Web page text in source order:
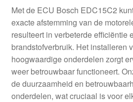
Levering
Mijn account
Over ons
Privacybeleid
Met de ECU Bosch EDC15C2
exacte afstemming van de
resulteert in verbeterde efficiëntie
brandstofverbruik. Het installeren
hoogwaardige onderdelen zorgt
weer betrouwbaar functioneert.
de duurzaamheid en
onderdelen, wat cruciaal is voor